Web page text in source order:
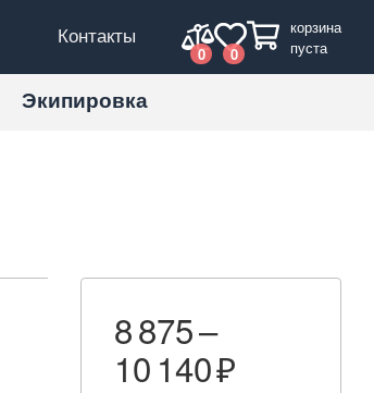
Контакты
0 0
корзина
пуста
Экипировка
8 875 –
10 140